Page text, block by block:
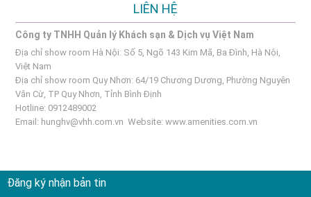
LIÊN HỆ
Công ty TNHH Quản lý Khách sạn & Dịch vụ Việt Nam
Địa chỉ show room Hà Nội: Số 5, Ngõ 143 Kim Mã, Ba Đình, Hà Nội,
Việt Nam
Địa chỉ show room Quy Nhơn: 64/19 Chương Dương, Phường Nguyên
Văn Cừ, TP Quy Nhơn, Tỉnh Bình Định
Hotline: 0912489002
Email: hunghv@vhh.com.vn Website:www.amenities.com.vn
Đăng ký nhận bản tin